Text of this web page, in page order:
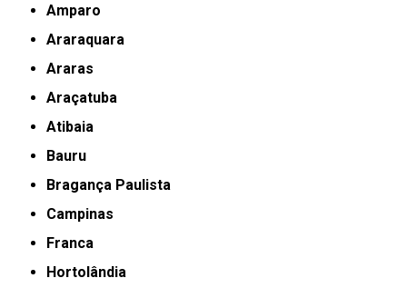
Amparo
Araraquara
Araras
Araçatuba
Atibaia
Bauru
Bragança Paulista
Campinas
Franca
Hortolândia